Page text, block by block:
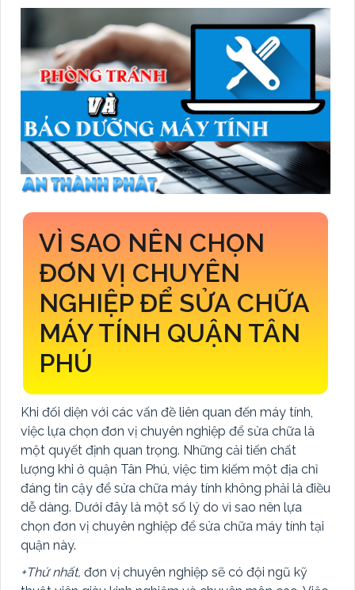
VÌ SAO NÊN CHỌN
ĐƠN VỊ CHUYÊN
NGHIỆP ĐỂ SỬA CHỮA
MÁY TÍNH QUẬN TÂN
PHÚ
Khi đối diện với các vấn đề liên quan đến máy tính,
việc lựa chọn đơn vị chuyên nghiệp để sửa chữa là
một quyết định quan trọng. Những cải tiến chất
lượng khi ở quận Tân Phú, việc tìm kiếm một địa chỉ
đáng tin cậy để sửa chữa máy tính không phải là điều
dễ dàng. Dưới đây là một số lý do vì sao nên lựa
chọn đơn vị chuyên nghiệp để sửa chữa máy tính tại
quận này.
+Thứ nhất, đơn vị chuyên nghiệp sẽ có đội ngũ kỹ